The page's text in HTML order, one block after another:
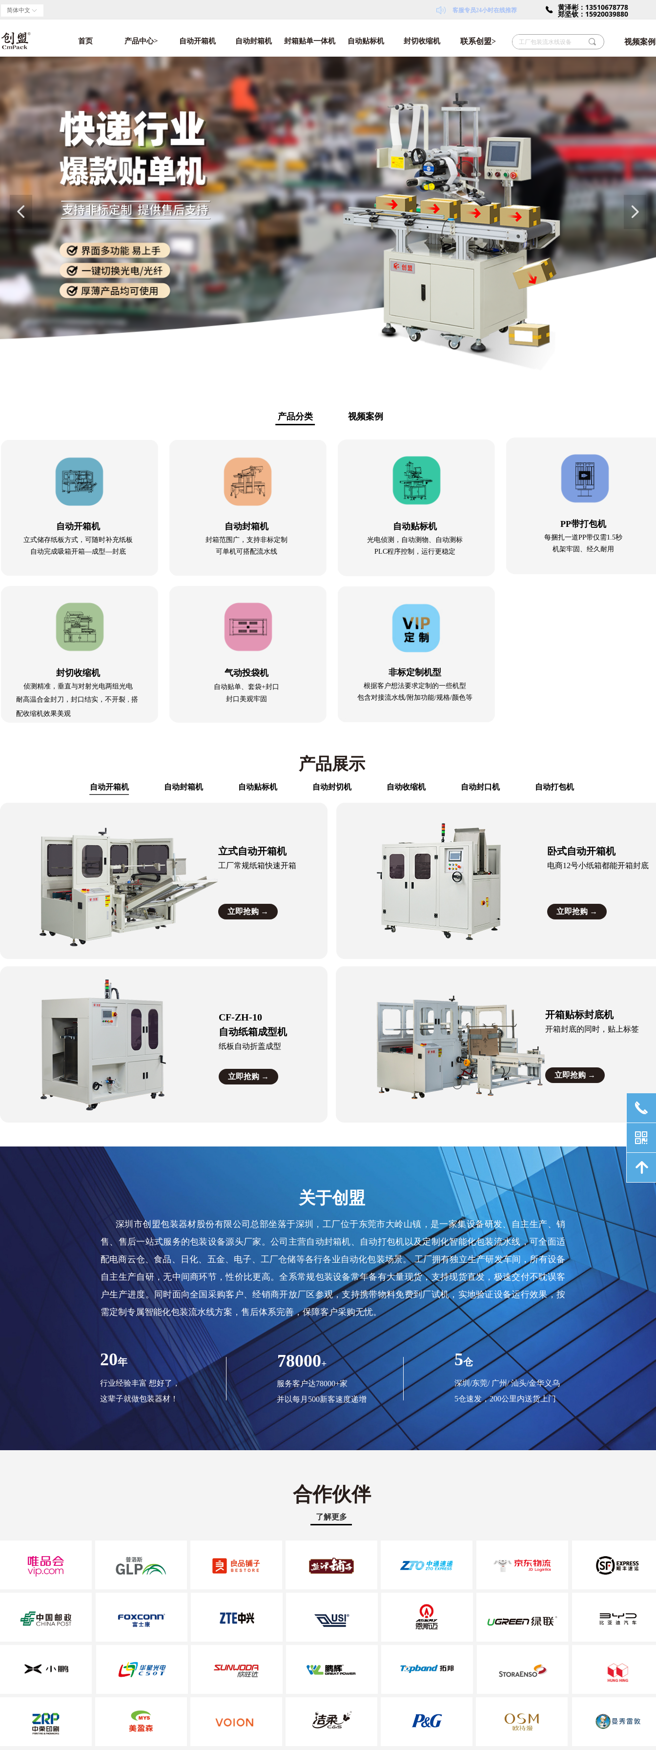
黄泽彬：13510678778
郑坚钦：15920039880
ꀅ
简体中文 끅
首页 产品中心> 自动开箱机 自动封箱机 封箱贴单一体机 自动贴标机 封切收缩机 끠 视频案
联系创盟>
客服专员24小时在线推荐
넳 넲
关于创盟
深圳市创盟包装器材股份有限公司总部坐落于深圳，工厂位于东莞市大岭山镇，是一家集设备研发、自主生产、销
售、售后一站式服务的包装设备源头厂家。公司主营自动封箱机、自动打包机以及定制化智能化包装流水线，可全面适
配电商云仓、食品、日化、五金、电子、工厂仓储等各行各业自动化包装场景。 工厂拥有独立生产研发车间，所有设备
自主生产自研，无中间商环节，性价比更高。全系常规包装设备常年备有大量现货，支持现货直发，极速交付不耽误客
户生产进度。同时面向全国采购客户、经销商开放厂区参观，支持携带物料免费到厂试机，实地验证设备运行效果，按
需定制专属智能化包装流水线方案，售后体系完善，保障客户采购无忧。
行业经验丰富 想好了，
这辈子就做包装器材！
服务客户达78000+家
并以每月500新客速度递增
深圳/东莞/ 广州/ 汕头/金华义乌
5仓速发，200公里内送货上门
20年 78000+ 5仓
产品展示
合作伙伴
了解更多
自动开箱机 自动封箱机 自动贴标机 自动封切机 自动收缩机 自动封口机 自动打包机
开箱贴标封底机
开箱封底的同时，贴上标签
立即抢购 →
CF-ZH-10
自动纸箱成型机
纸板自动折盖成型
立即抢购 →
卧式自动开箱机
电商12号小纸箱都能开箱封底
立即抢购 →
立式自动开箱机
工厂常规纸箱快速开箱
立即抢购 →
产品分类 视频案例
自动开箱机
立式储存纸板方式，可随时补充纸板
自动完成吸箱开箱—成型—封底
自动封箱机
封箱范围广，支持非标定制
可单机可搭配流水线
自动贴标机
光电侦测，自动测物、自动测标
PLC程序控制，运行更稳定
PP带打包机
每捆扎一道PP带仅需1.5秒
机架牢固、经久耐用
封切收缩机
侦测精准，垂直与对射光电两组光电
耐高温合金封刀，封口结实，不开裂 ， 搭
配收缩机效果美观
气动投袋机
自动贴单、套袋+封口
封口美观牢固
非标定制机型
根据客户想法要求定制的一些机型
包含对接流水线/附加功能/规格/颜色等
끅
낃
녕